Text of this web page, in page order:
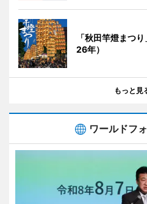
「秋田竿燈まつ
26年）
もっと見
ワールドフ